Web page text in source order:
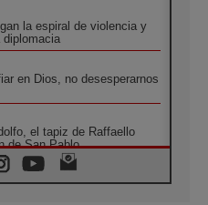
la espiral de violencia y
diplomacia
en Dios, no desesperarnos
el tapiz de Raffaello
de San Pablo
paz no se compra con una